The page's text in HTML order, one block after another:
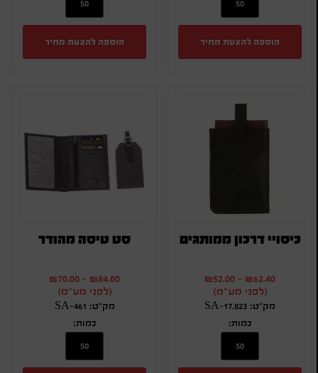
הוספה להצעת מחיר הוספה להצעת מחיר
כיסויי דרכון ממותגים
₪62.40
-
₪52.00
(לפני מע"מ)
מק"ט: SA-17.823
כמות:
סט טיסה מהודר
₪84.00
-
₪70.00
(לפני מע"מ)
מק"ט: SA-461
כמות: